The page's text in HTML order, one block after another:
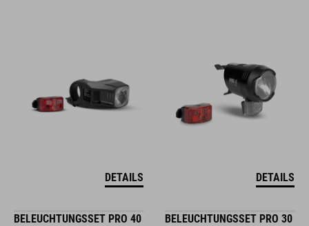
DETAILS DETAILS
BELEUCHTUNGSSET PRO 40 BELEUCHTUNGSSET PRO 30